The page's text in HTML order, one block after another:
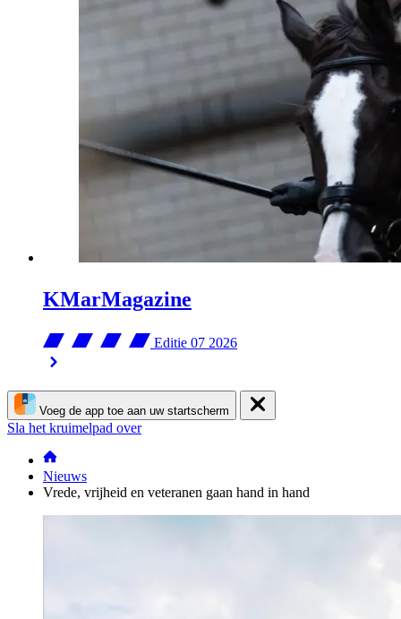
KMarMagazine
Editie 07 2026
Voeg de app toe aan uw startscherm
Sla het kruimelpad over
Nieuws
Vrede, vrijheid en veteranen gaan hand in hand